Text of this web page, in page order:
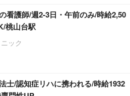
看護師/週2-3日・午前のみ/時給2,50
桃山台駅
ック
士/認知症リハに携われる/時給1932